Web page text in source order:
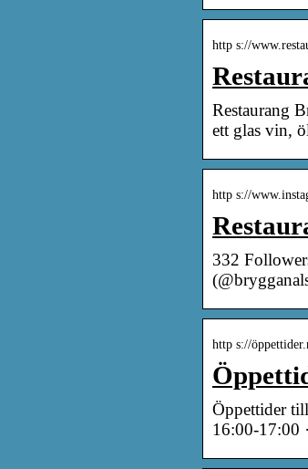
http s://
Restaurang
ett glas vin,
http s://
332
http s://
Öppettider
16:00-17:00